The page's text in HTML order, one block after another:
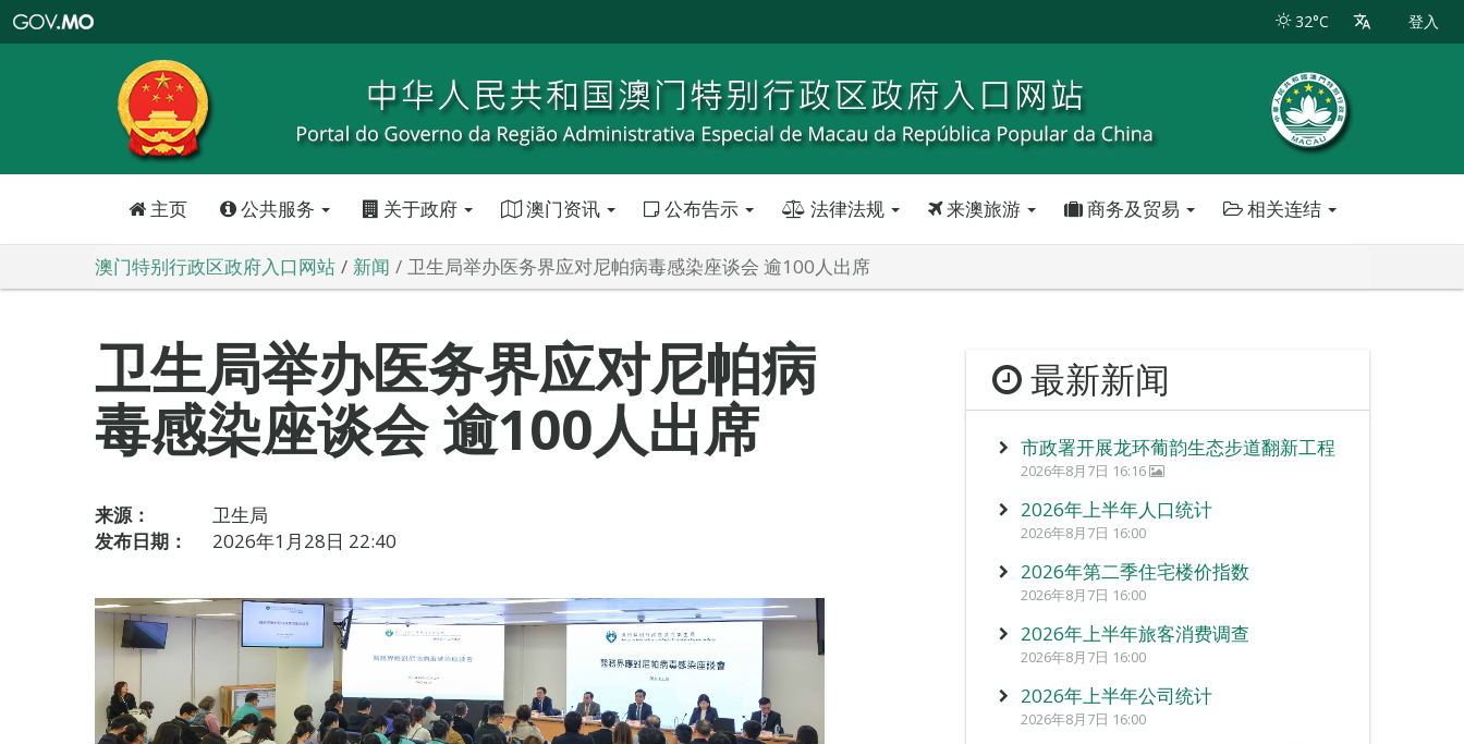
特
政
区
政
口
32°C 登入
主页 公共服务 关于政府 澳门资讯 公布告示 法律法规 来澳旅游 商务及贸易 相关连结
澳门特别行政区政府入口网站 新闻 卫生局举办医务界应对尼帕病毒感染座谈会 逾100人出席
卫生局举办医务界应对尼帕病
毒感染座谈会 逾100人出席
来源：
卫生局
发布日期：
2026年1月28日 22:40
最新新闻
市政署开展龙环葡韵生态步道翻新工程
2026年8月7日 16:16
2026年上半年人口统计
2026年8月7日 16:00
2026年第二季住宅楼价指数
2026年8月7日 16:00
2026年上半年旅客消费调查
2026年8月7日 16:00
2026年上半年公司统计
2026年8月7日 16:00